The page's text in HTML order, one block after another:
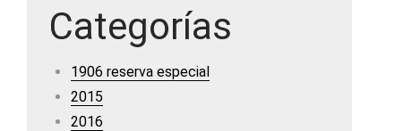
Categorías
1906 reserva especial
2015
2016